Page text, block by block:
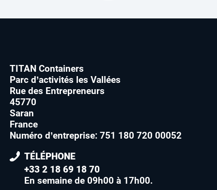
TITAN Containers
Parc d’activités les Vallées
Rue des Entrepreneurs
45770
Saran
France
Numéro d’entreprise: 751 180 720 00052
TÉLÉPHONE
+33 2 18 69 18 70
En semaine de 09h00 à 17h00.